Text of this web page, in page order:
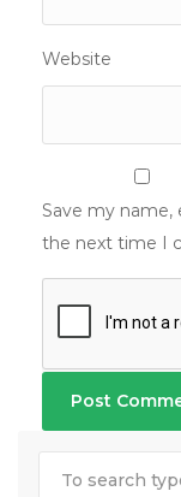
Website
Save my name,
the next time I